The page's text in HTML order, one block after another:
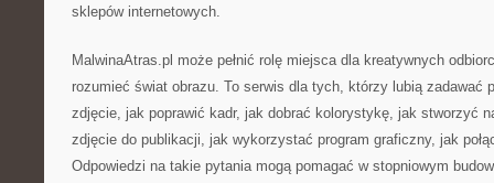
sklepów internetowych.
MalwinaAtras.pl może pełnić rolę miejsca dla kreatywnych
rozumieć świat obrazu. To serwis dla tych, którzy lubią zadawać
zdjęcie, jak poprawić kadr, jak dobrać kolorystykę, jak stworzyć
zdjęcie do publikacji, jak wykorzystać program graficzny, jak
Odpowiedzi na takie pytania mogą pomagać w stopniowym